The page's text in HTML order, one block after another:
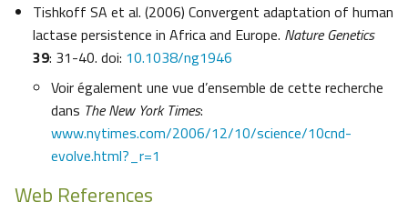
Tishkoff SA et al. (2006) Convergent adaptation of human
lactase persistence in Africa and Europe. Nature Genetics
39: 31-40. doi: 10.1038/ng1946
Voir également une vue d’ensemble de cette recherche
dans The New York Times:
www.nytimes.com/2006/12/10/science/10cnd-
evolve.html?_r=1
Web References